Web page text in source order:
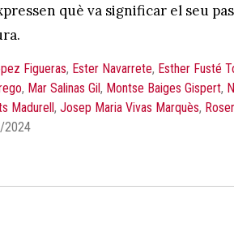
què va significar el seu
Figueras, Ester Navarrete, Esther Fusté
, Mar Salinas Gil, Montse Baiges Gispert,
Madurell, Josep Maria Vivas Marquès,
2024